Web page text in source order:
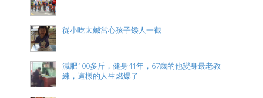
從小吃太鹹當心孩子矮人一截
減肥100多斤，健身41年，67歲的他變身最老教
練，這樣的人生燃爆了